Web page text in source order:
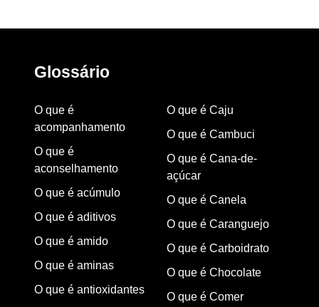
Glossário
O que é
acompanhamento
O que é
aconselhamento
O que é acúmulo
O que é aditivos
O que é amido
O que é aminas
O que é antioxidantes
O que é Caju
O que é Cambuci
O que é Cana-de-
açúcar
O que é Canela
O que é Caranguejo
O que é Carboidrato
O que é Chocolate
O que é Comer